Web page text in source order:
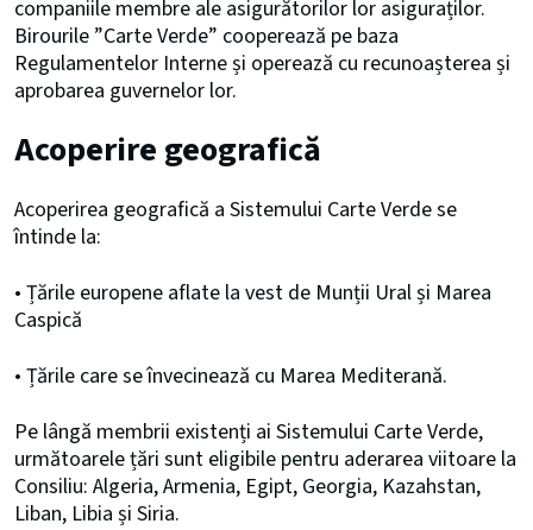
companiile membre ale asigurătorilor lor asiguraților.
Birourile ”Carte Verde” cooperează pe baza
Regulamentelor Interne și operează cu recunoașterea și
aprobarea guvernelor lor.
Acoperire geografică
Acoperirea geografică a Sistemului Carte Verde se
întinde la:
• Țările europene aflate la vest de Munții Ural și Marea
Caspică
• Țările care se învecinează cu Marea Mediterană.
Pe lângă membrii existenți ai Sistemului Carte Verde,
următoarele țări sunt eligibile pentru aderarea viitoare la
Consiliu: Algeria, Armenia, Egipt, Georgia, Kazahstan,
Liban, Libia și Siria.